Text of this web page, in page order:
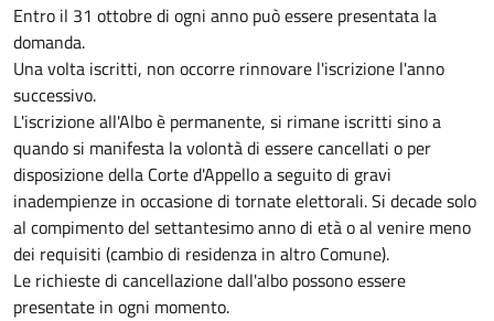
Entro il 31 ottobre di ogni anno può essere presentata la
domanda.
Una volta iscritti, non occorre rinnovare l'iscrizione l'anno
successivo.
L'iscrizione all'Albo è permanente, si rimane iscritti sino a
quando si manifesta la volontà di essere cancellati o per
disposizione della Corte d'Appello a seguito di gravi
inadempienze in occasione di tornate elettorali. Si decade solo
al compimento del settantesimo anno di età o al venire meno
dei requisiti (cambio di residenza in altro Comune).
Le richieste di cancellazione dall'albo possono essere
presentate in ogni momento.